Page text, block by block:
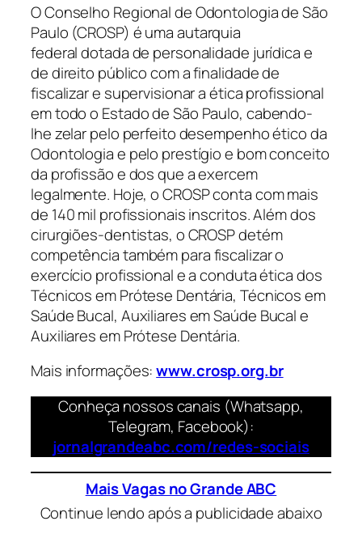
O Conselho Regional de Odontologia de São
Paulo (CROSP) é uma autarquia
federal dotada de personalidade jurídica e
de direito público com a finalidade de
fiscalizar e supervisionar a ética profissional
em todo o Estado de São Paulo, cabendo-
lhe zelar pelo perfeito desempenho ético da
Odontologia e pelo prestígio e bom conceito
da profissão e dos que a exercem
legalmente. Hoje, o CROSP conta com mais
de 140 mil profissionais inscritos. Além dos
cirurgiões-dentistas, o CROSP detém
competência também para fiscalizar o
exercício profissional e a conduta ética dos
Técnicos em Prótese Dentária, Técnicos em
Saúde Bucal, Auxiliares em Saúde Bucal e
Auxiliares em Prótese Dentária.
Mais informações:www.crosp.org.br
Conheça nossos canais (Whatsapp,
Telegram, Facebook):
jornalgrandeabc.com/redes-sociais
Mais Vagas no Grande ABC
Continue lendo após a publicidade abaixo